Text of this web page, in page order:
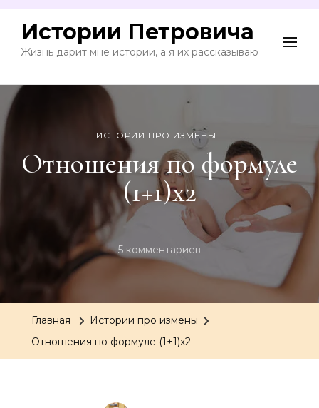
Истории Петровича
Жизнь дарит мне истории, а я их рассказываю
ИСТОРИИ ПРО ИЗМЕНЫ
Отношения по формуле
(1+1)х2
5 комментариев
Главная
Истории про измены
Отношения по формуле (1+1)х2